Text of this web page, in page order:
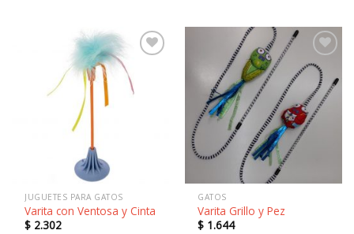
Añadir
JUGUETES PARA GATOS
Varita con Ventosa y Cinta
$ 2.302
Añadir
a la
lista de
deseos
GATOS
Varita Grillo y Pez
$ 1.644